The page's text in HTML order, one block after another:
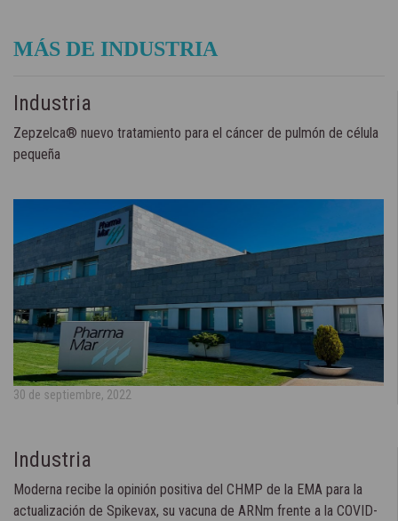
MÁS DE INDUSTRIA
Industria
Zepzelca® nuevo tratamiento para el cáncer de pulmón de célula
pequeña
30 de septiembre, 2022
Industria
Moderna recibe la opinión positiva del CHMP de la EMA para la
actualización de Spikevax, su vacuna de ARNm frente a la COVID-